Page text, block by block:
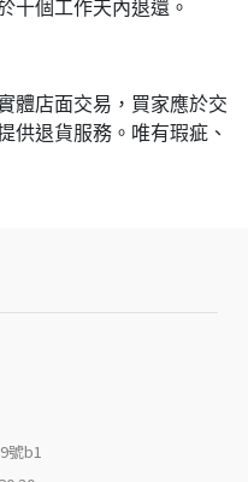
十個工作天內退還。
體店面交易，買家應於交
供退貨服務。唯有瑕疵、
號b1